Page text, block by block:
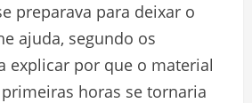
preparava para deixar o
ajuda, segundo os
explicar por que o material
horas se tornaria